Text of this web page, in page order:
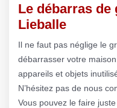
Le débarras de
Lieballe
Il ne faut pas néglige le
débarrasser votre
appareils et objets
N’hésitez pas de nous
Vous pouvez le faire